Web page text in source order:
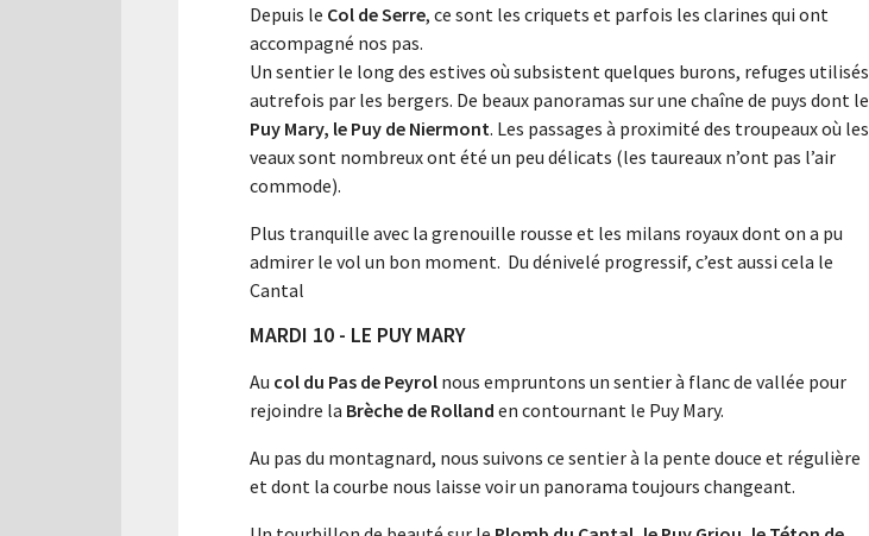
Depuis le Col de Serre, ce sont les criquets et parfois les clarines qui ont
accompagné nos pas.
Un sentier le long des estives où subsistent quelques burons, refuges utilisés
autrefois par les bergers. De beaux panoramas sur une chaîne de puys dont le
Puy Mary, le Puy de Niermont. Les passages à proximité des troupeaux où les
veaux sont nombreux ont été un peu délicats (les taureaux n’ont pas l’air
commode).
Plus tranquille avec la grenouille rousse et les milans royaux dont on a pu
admirer le vol un bon moment. Du dénivelé progressif, c’est aussi cela le
Cantal
MARDI 10 - LE PUY MARY
Au col du Pas de Peyrol nous empruntons un sentier à flanc de vallée pour
rejoindre la Brèche de Rolland en contournant le Puy Mary.
Au pas du montagnard, nous suivons ce sentier à la pente douce et régulière
et dont la courbe nous laisse voir un panorama toujours changeant.